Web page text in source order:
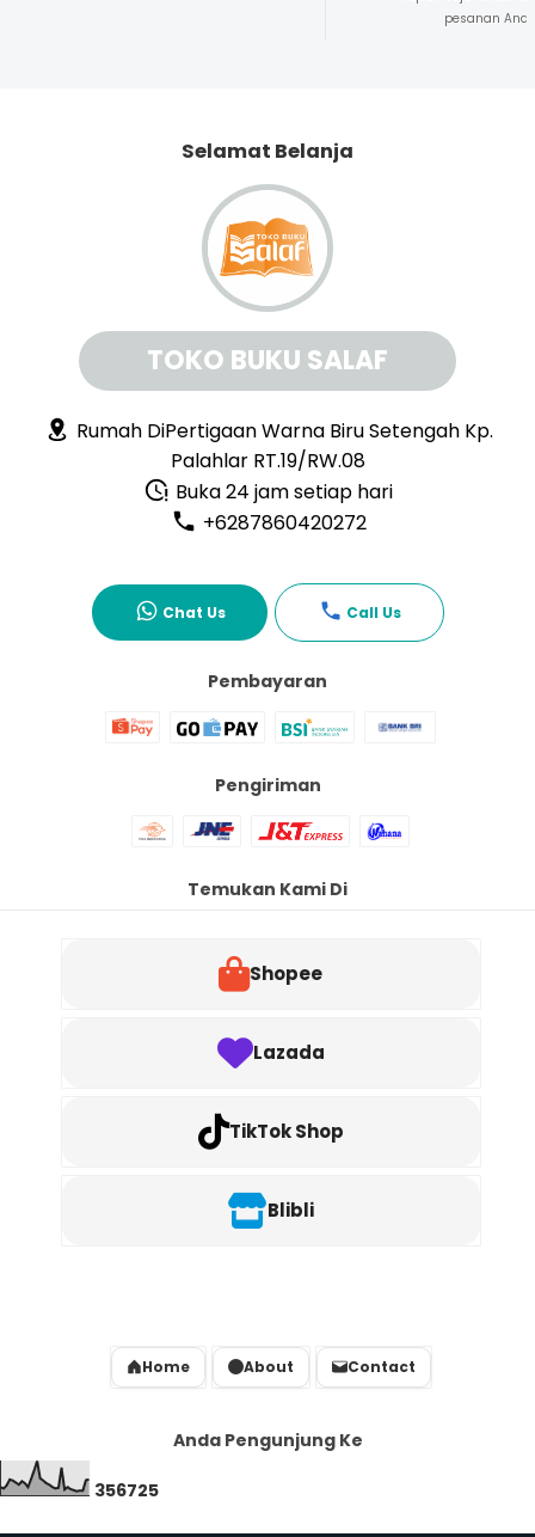
pesanan
Selamat Belanja
TOKO BUKU SALAF
Rumah DiPertigaan Warna Biru Setengah Kp.
Palahlar RT.19/RW.08
Buka 24 jam setiap hari
+6287860420272
Chat Us Call Us
Pembayaran
Pengiriman
Temukan Kami Di
Shopee
Lazada
TikTok Shop
Blibli
Home About Contact
Anda Pengunjung Ke
356725